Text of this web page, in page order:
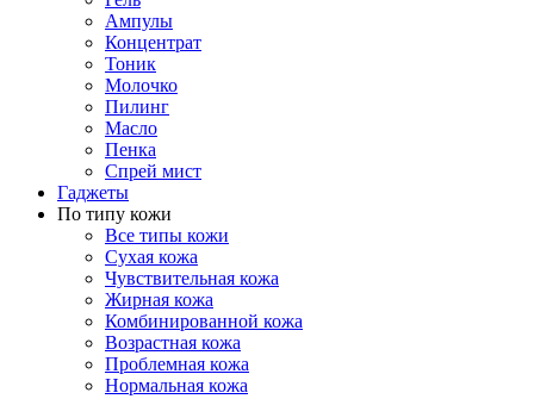
Ампулы
Концентрат
Тоник
Молочко
Пилинг
Масло
Пенка
Спрей мист
Гаджеты
По типу кожи
Все типы кожи
Сухая кожа
Чувствительная кожа
Жирная кожа
Комбинированной кожа
Возрастная кожа
Проблемная кожа
Нормальная кожа